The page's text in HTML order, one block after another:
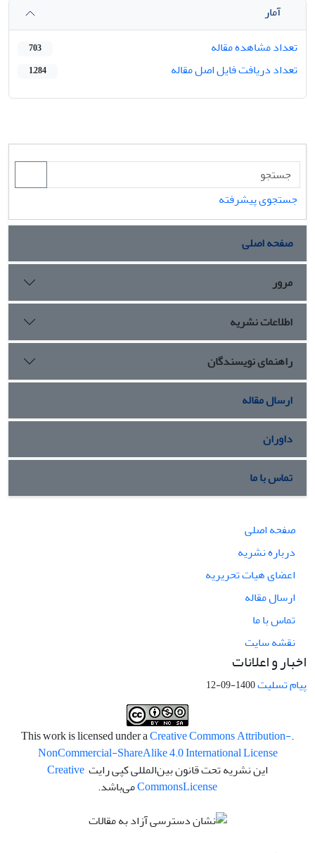
آمار
تعداد مشاهده مقاله
703
تعداد دریافت فایل اصل مقاله 1,284
جستجوی پیشرفته
صفحه اصلی
مرور
اطلاعات نشریه
راهنمای نویسندگان
ارسال مقاله
داوران
تماس با ما
صفحه اصلی
درباره نشریه
اعضای هیات تحریریه
ارسال مقاله
تماس با ما
نقشه سایت
اخبار و اعلانات
پیام تسلیت1400-09-12
.This work is licensed under a
Creative Commons Attribution-
NonCommercial-ShareAlike 4.0 International License
این نشریه تحت قانون بین‌المللی کپی رایت Creative
CommonsLicense می‌باشد.